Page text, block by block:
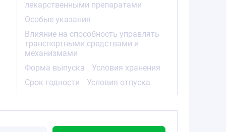
лекарственными препаратами
Особые указания
Влияние на способность управлять
транспортными средствами и
механизмами
Форма выпуска
Условия хранения
Срок годности
Условия отпуска